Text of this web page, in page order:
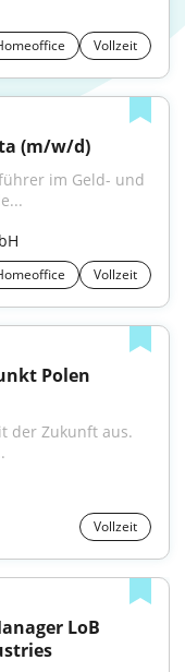
Vollzeit
(m/w/d)
im Geld- und
Vollzeit
Polen
der Zukunft aus.
Vollzeit